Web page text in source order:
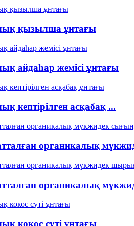
қызылша ұнтағы
айдаһар жемісі ұнтағы
кептірілген асқабақ ...
органикалық
органикалық
кокос сүті ұнтағы